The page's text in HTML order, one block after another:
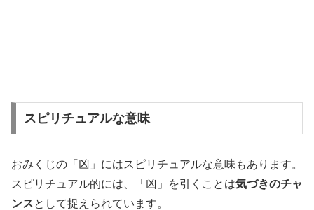
スピリチュアルな意味
おみくじの「凶」にはスピリチュアルな意味もあります。
スピリチュアル的には、「凶」を引くことは気づきのチャ
ンスとして捉えられています。